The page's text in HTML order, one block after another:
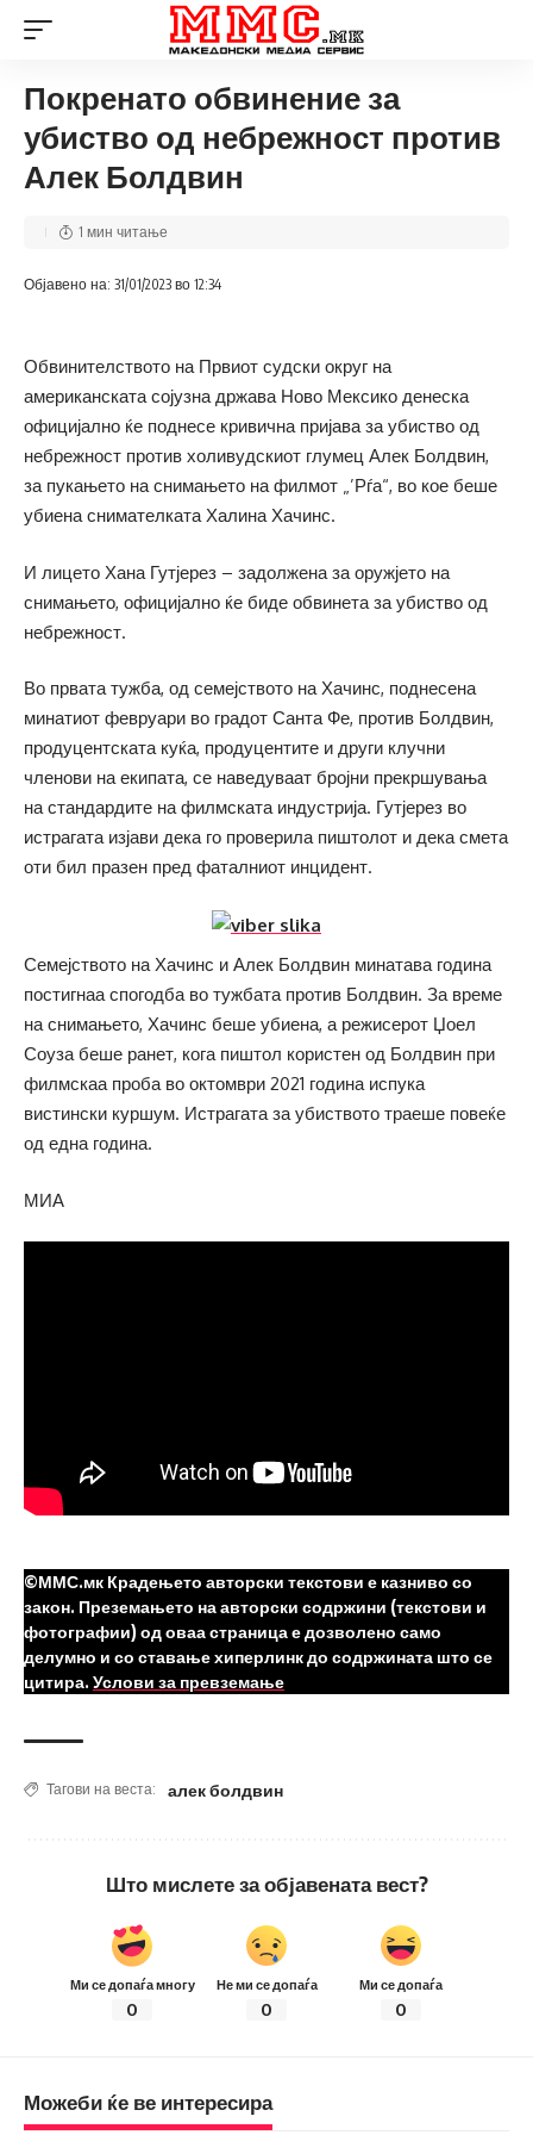
Покренато обвинение за
убиство од небрежност против
Алек Болдвин
Објавено на: 31/01/2023 во 12:34
1 мин читање
Обвинителството на Првиот судски округ на
американската сојузна држава Ново Мексико денеска
официјално ќе поднесе кривична пријава за убиство од
небрежност против холивудскиот глумец Алек Болдвин,
за пукањето на снимањето на филмот „’Рѓа“, во кое беше
убиена снимателката Халина Хачинс.
И лицето Хана Гутјерез – задолжена за оружјето на
снимањето, официјално ќе биде обвинета за убиство од
небрежност.
Во првата тужба, од семејството на Хачинс, поднесена
минатиот февруари во градот Санта Фе, против Болдвин,
продуцентската куќа, продуцентите и други клучни
членови на екипата, се наведуваат бројни прекршувања
на стандардите на филмската индустрија. Гутјерез во
истрагата изјави дека го проверила пиштолот и дека смета
оти бил празен пред фаталниот инцидент.
Семејството на Хачинс и Алек Болдвин минатава година
постигнаа спогодба во тужбата против Болдвин. За време
на снимањето, Хачинс беше убиена, а режисерот Џоел
Соуза беше ранет, кога пиштол користен од Болдвин при
филмскаа проба во октомври 2021 година испука
вистински куршум. Истрагата за убиството траеше повеќе
од една година.
МИА
©ММС.мк Крадењето авторски текстови е казниво со
закон. Преземањето на авторски содржини (текстови и
фотографии) од оваа страница е дозволено само
делумно и со ставање хиперлинк до содржината што се
цитира. Услови за превземање
Тагови на веста: алек болдвин
Што мислете за објавената вест?
Ми се допаѓа многу
0
Не ми се допаѓа
0
Ми се допаѓа
0
Можеби ќе ве интересира